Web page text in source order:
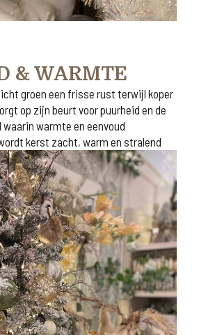
& WARMTE
groen een frisse rust terwijl koper
op zijn beurt voor puurheid en de
warmte en eenvoud
kerst zacht, warm en stralend